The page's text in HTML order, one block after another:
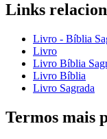
Links
Livro - Bíblia
Livro
Livro Bíblia
Livro Bíblia
Livro Sagrada
Termos mais